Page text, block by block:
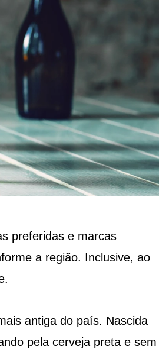
preferidas e marcas
a região. Inclusive, ao
antiga do país. Nascida
pela cerveja preta e sem